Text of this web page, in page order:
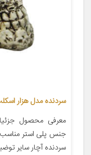
سردنده مدل هزار اسکلت
جنس پلی استر مناسب
سردنده آچار سایر